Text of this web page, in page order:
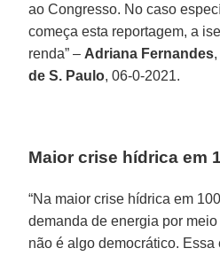
ao Congresso. No caso
começa esta reportagem, a
renda” – Adriana Fernandes
de S. Paulo, 06-0-2021.
Maior crise hídrica em
“Na maior crise hídrica em
demanda de energia por
não é algo democrático. Essa